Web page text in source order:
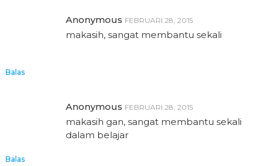
Anonymous FEBRUARI 28, 2015
makasih, sangat membantu sekali
Balas
Anonymous FEBRUARI 28, 2015
makasih gan, sangat membantu sekali
dalam belajar
Balas